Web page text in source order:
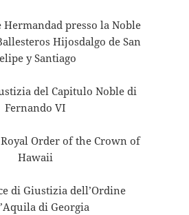
Hermandad presso la Noble
Hijosdalgo de San
y Santiago
del Capitulo Noble di
Fernando VI
Order of the Crown of
Hawaii
di Giustizia dell’Ordine
di Georgia